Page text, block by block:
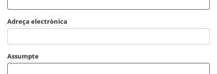
Adreça electrònica
Assumpte